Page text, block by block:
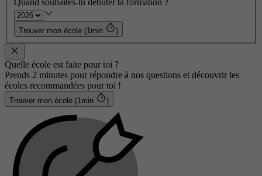
Quand souhaites-tu débuter ta formation ?
Trouver mon école (1min )
Quelle école est faite pour toi ?
Prends 2 minutes pour répondre à nos questions et découvrir les
écoles recommandées pour toi !
Trouver mon école (1min )